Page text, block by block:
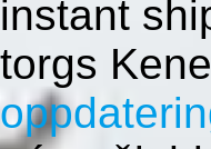
instant
torgs